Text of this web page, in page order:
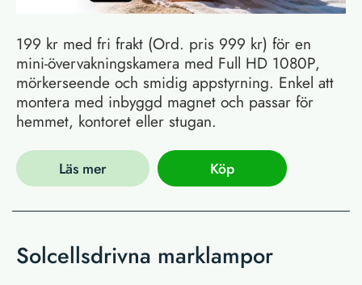
199 kr med fri frakt (Ord. pris 999 kr) för en
mini-övervakningskamera med Full HD 1080P,
mörkerseende och smidig appstyrning. Enkel att
montera med inbyggd magnet och passar för
hemmet, kontoret eller stugan.
Läs mer Köp
Solcellsdrivna marklampor